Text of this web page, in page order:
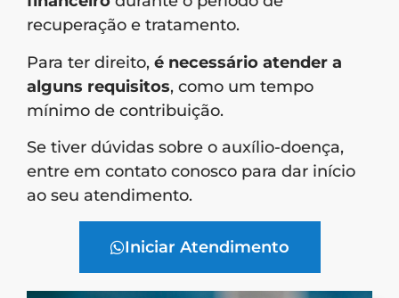
recuperação e tratamento.
Para ter direito, é necessário atender a
alguns requisitos, como um tempo
mínimo de contribuição.
Se tiver dúvidas sobre o auxílio-doença,
entre em contato conosco para dar início
ao seu atendimento.
Iniciar Atendimento